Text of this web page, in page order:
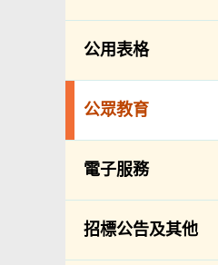
公眾街市
墳場及火葬場
食物安全
私營骨灰龕
公共設施
組織結構
服務承諾
公用表格
公眾教育
電子服務
網上付款
招標公告及其他